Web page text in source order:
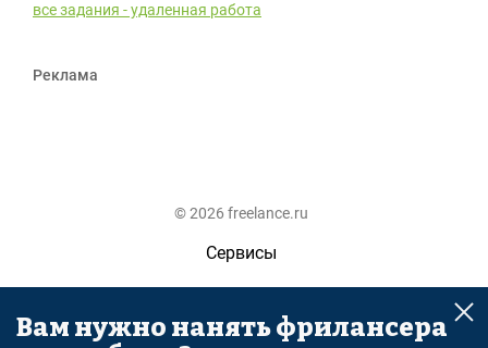
все задания - удаленная работа
Реклама
© 2026 freelance.ru
Сервисы
Помощь
Поиск
Вам нужно нанять фрилансера